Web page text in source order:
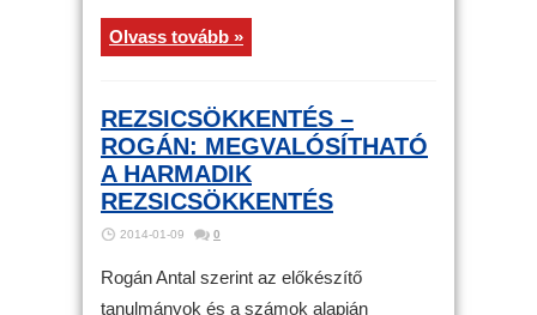
Olvass tovább »
REZSICSÖKKENTÉS –
ROGÁN: MEGVALÓSÍTHATÓ
A HARMADIK
REZSICSÖKKENTÉS
2014-01-09 0
Rogán Antal szerint az előkészítő
tanulmányok és a számok alapján